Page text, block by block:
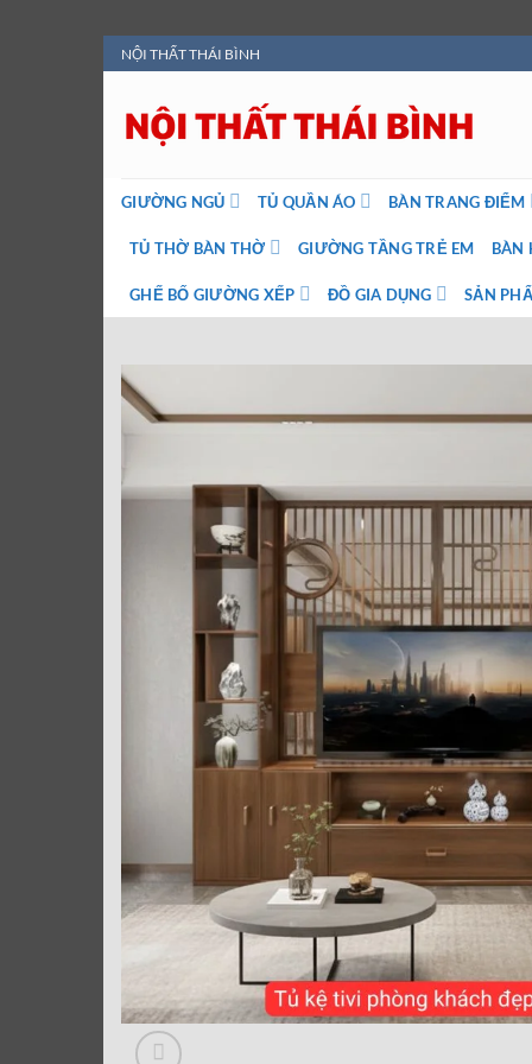
Bỏ
qua
nội
dung
NỘI THẤT THÁI BÌNH
GIƯỜNG NGỦ TỦ QUẦN ÁO BÀN TRANG ĐIỂM
TỦ THỜ BÀN THỜ GIƯỜNG TẦNG TRẺ EM BÀN
GHẾ BỐ GIƯỜNG XẾP ĐỒ GIA DỤNG SẢN